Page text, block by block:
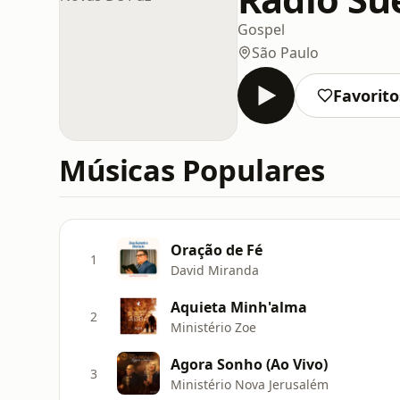
Gospel
São Paulo
Músicas Populares
1 Oração de Fé
David Miranda
2 Aquieta Minh'alma
Ministério Zoe
3 Agora Sonho (Ao Vivo)
Ministério Nova Jerusalém